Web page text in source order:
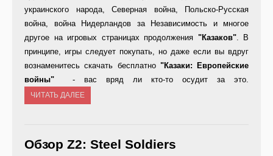
украинского народа, Северная война, Польско-Русская
война, война Нидерландов за Независимость и многое
другое на игровых страницах продолжения "Казаков". В
принципе, игры следует покупать, но даже если вы вдруг
вознаменитесь скачать бесплатно "Казаки: Европейские
войны" - вас вряд ли кто-то осудит за это.
ЧИТАТЬ ДАЛЕЕ
Обзор Z2: Steel Soldiers